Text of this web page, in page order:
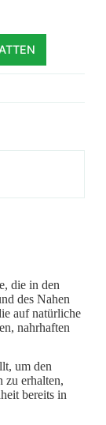
die in den
des Nahen
auf natürliche
nahrhaften
um den
zu erhalten,
bereits in